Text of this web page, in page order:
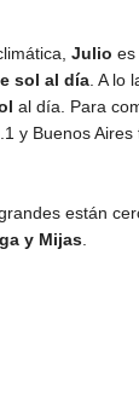
Julio es
sol al día . A lo
al día. Para
y Buenos
están
y Mijas